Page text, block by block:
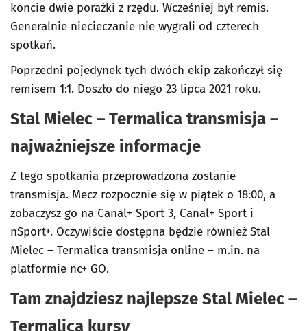
koncie dwie porażki z rzędu. Wcześniej był remis.
Generalnie niecieczanie nie wygrali od czterech
spotkań.
Poprzedni pojedynek tych dwóch ekip zakończył się
remisem 1:1. Doszło do niego 23 lipca 2021 roku.
Stal Mielec – Termalica transmisja –
najważniejsze informacje
Z tego spotkania przeprowadzona zostanie
transmisja. Mecz rozpocznie się w piątek o 18:00, a
zobaczysz go na Canal+ Sport 3, Canal+ Sport i
nSport+. Oczywiście dostępna będzie również Stal
Mielec – Termalica transmisja online – m.in. na
platformie nc+ GO.
Tam znajdziesz najlepsze Stal Mielec –
Termalica kursy